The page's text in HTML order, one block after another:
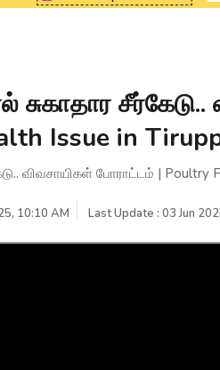
சீர்கேடு..
Issue in
விவசாயிகள் போராட்டம் | Poultry
10:10 AM Last Update : 03 Jun